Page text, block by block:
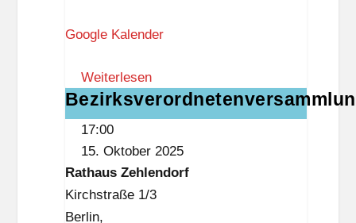
h
u
s
Z
h
l
e
Google Kalender
Weiterlesen
Bezirksverordnetenversammlung
17:00
15. Oktober 2025
Rathaus Zehlendorf
Kirchstraße 1/3
Berlin,